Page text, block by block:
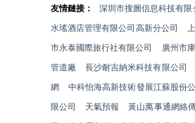
友情鏈接： 深圳市搜圖信息科技有限
水瑤酒店管理有限公司高新分公司
市永泰國際旅行社有限公司
廣州市
管道廠
長沙耐吉納米科技有限公司
網
中科怡海高新技術發展江蘇股份
限公司
天氣預報 黃山萬事通網絡